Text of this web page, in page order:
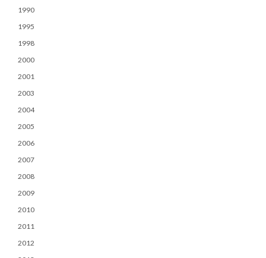
1990
1995
1998
2000
2001
2003
2004
2005
2006
2007
2008
2009
2010
2011
2012